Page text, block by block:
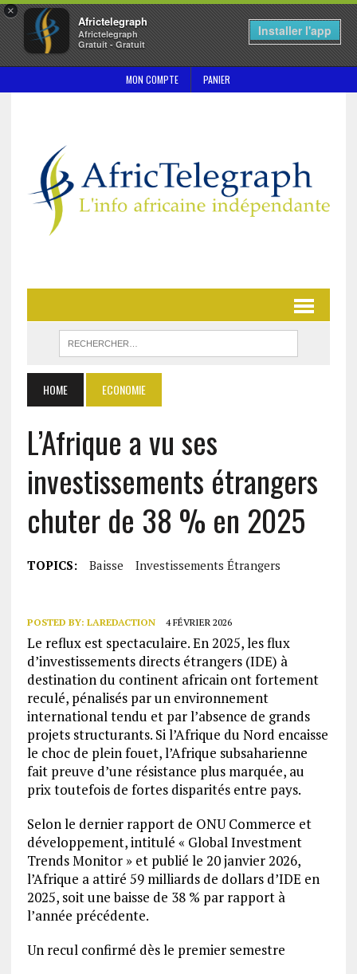
×
Africtelegraph
Africtelegraph
Gratuit - Gratuit
Installer l'app
MON COMPTE PANIER
HOME ECONOMIE
L’Afrique a vu ses
investissements étrangers
chuter de 38 % en 2025
TOPICS: Baisse Investissements Étrangers
POSTED BY: LAREDACTION 4 FÉVRIER 2026
Le reflux est spectaculaire. En 2025, les flux
d’investissements directs étrangers (IDE) à
destination du continent africain ont fortement
reculé, pénalisés par un environnement
international tendu et par l’absence de grands
projets structurants. Si l’Afrique du Nord encaisse
le choc de plein fouet, l’Afrique subsaharienne
fait preuve d’une résistance plus marquée, au
prix toutefois de fortes disparités entre pays.
Selon le dernier rapport de ONU Commerce et
développement, intitulé « Global Investment
Trends Monitor » et publié le 20 janvier 2026,
l’Afrique a attiré 59 milliards de dollars d’IDE en
2025, soit une baisse de 38 % par rapport à
l’année précédente.
Un recul confirmé dès le premier semestre